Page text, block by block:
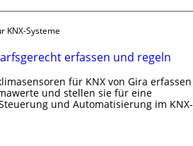
KNX-Systeme
erfassen und regeln
für KNX von Gira erfassen
und stellen sie für eine
und Automatisierung im KNX-